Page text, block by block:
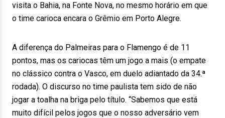
visita o Bahia, na Fonte Nova, no mesmo horário em que
o time carioca encara o Grêmio em Porto Alegre.
A diferença do Palmeiras para o Flamengo é de 11
pontos, mas os cariocas têm um jogo a mais (o empate
no clássico contra o Vasco, em duelo adiantado da 34.ª
rodada). O discurso no time paulista tem sido de não
jogar a toalha na briga pelo título. “Sabemos que está
muito difícil pelos jogos que o nosso adversário vem